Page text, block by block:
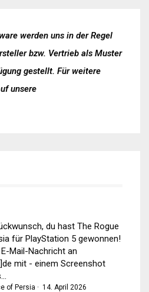
werden uns in der Regel
bzw. Vertrieb als Muster
gestellt. Für weitere
unsere
du hast The Rogue
für PlayStation 5 gewonnen!
Mail-Nachricht an
mit - einem Screenshot
of Persia · 14. April 2026